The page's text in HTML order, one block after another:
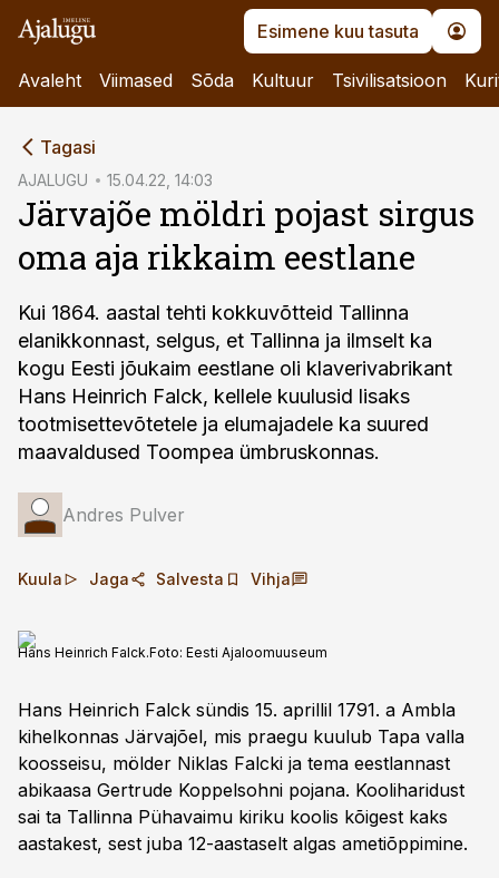
Esimene kuu tasuta
Avaleht Viimased Sõda Kultuur Tsivilisatsioon
Tagasi
AJALUGU 15.04.22, 14:03
Järvajõe möldri pojast sirgus
oma aja rikkaim eestlane
Kui 1864. aastal tehti kokkuvõtteid Tallinna
elanikkonnast, selgus, et Tallinna ja ilmselt ka
kogu Eesti jõukaim eestlane oli klaverivabrikant
Hans Heinrich Falck, kellele kuulusid lisaks
tootmisettevõtetele ja elumajadele ka suured
maavaldused Toompea ümbruskonnas.
Andres Pulver
Kuula Jaga Salvesta Vihja
Hans Heinrich Falck.Foto: Eesti Ajaloomuuseum
Hans Heinrich Falck sündis 15. aprillil 1791. a Ambla
kihelkonnas Järvajõel, mis praegu kuulub Tapa valla
koosseisu, mölder Niklas Falcki ja tema eestlannast
abikaasa Gertrude Koppelsohni pojana. Kooliharidust
sai ta Tallinna Pühavaimu kiriku koolis kõigest kaks
aastakest, sest juba 12-aastaselt algas ametiõppimine.